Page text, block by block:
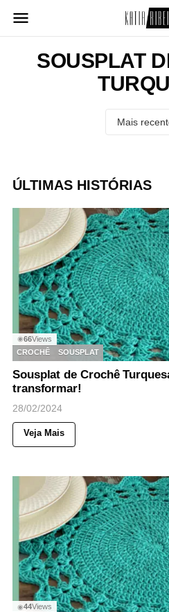
para
conteúdoSOUSPLAT
ÚLTIMAS HISTÓRIAS
◉66Views
CROCHÊ
SOUSPLAT
Sousplat de Crochê
transformar!
28/02/2024
Veja Mais
◉44Views